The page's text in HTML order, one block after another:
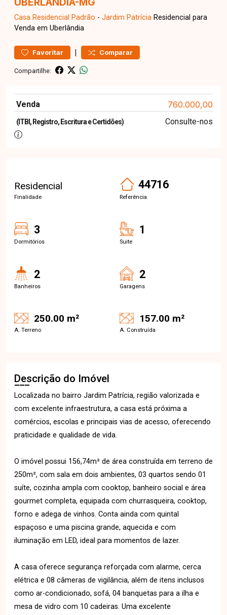
Casa Residencial Padrão - Jardim Patrícia Residencial para
Venda em Uberlândia
Favoritar | Comparar
Compartilhe:
Venda 760.000,00
(ITBI, Registro, Escritura e Certidões) Consulte-nos
Residencial
Finalidade
44716
Referência
3
Dormitórios
1
Suite
2
Banheiros
2
Garagens
250.00 m²
A. Terreno
157.00 m²
A. Construída
Descrição do Imóvel
Localizada no bairro Jardim Patrícia, região valorizada e
com excelente infraestrutura, a casa está próxima a
comércios, escolas e principais vias de acesso, oferecendo
praticidade e qualidade de vida.
O imóvel possui 156,74m² de área construída em terreno de
250m², com sala em dois ambientes, 03 quartos sendo 01
suíte, cozinha ampla com cooktop, banheiro social e área
gourmet completa, equipada com churrasqueira, cooktop,
forno e adega de vinhos. Conta ainda com quintal
espaçoso e uma piscina grande, aquecida e com
iluminação em LED, ideal para momentos de lazer.
A casa oferece segurança reforçada com alarme, cerca
elétrica e 08 câmeras de vigilância, além de itens inclusos
como ar-condicionado, sofá, 04 banquetas para a ilha e
mesa de vidro com 10 cadeiras. Uma excelente